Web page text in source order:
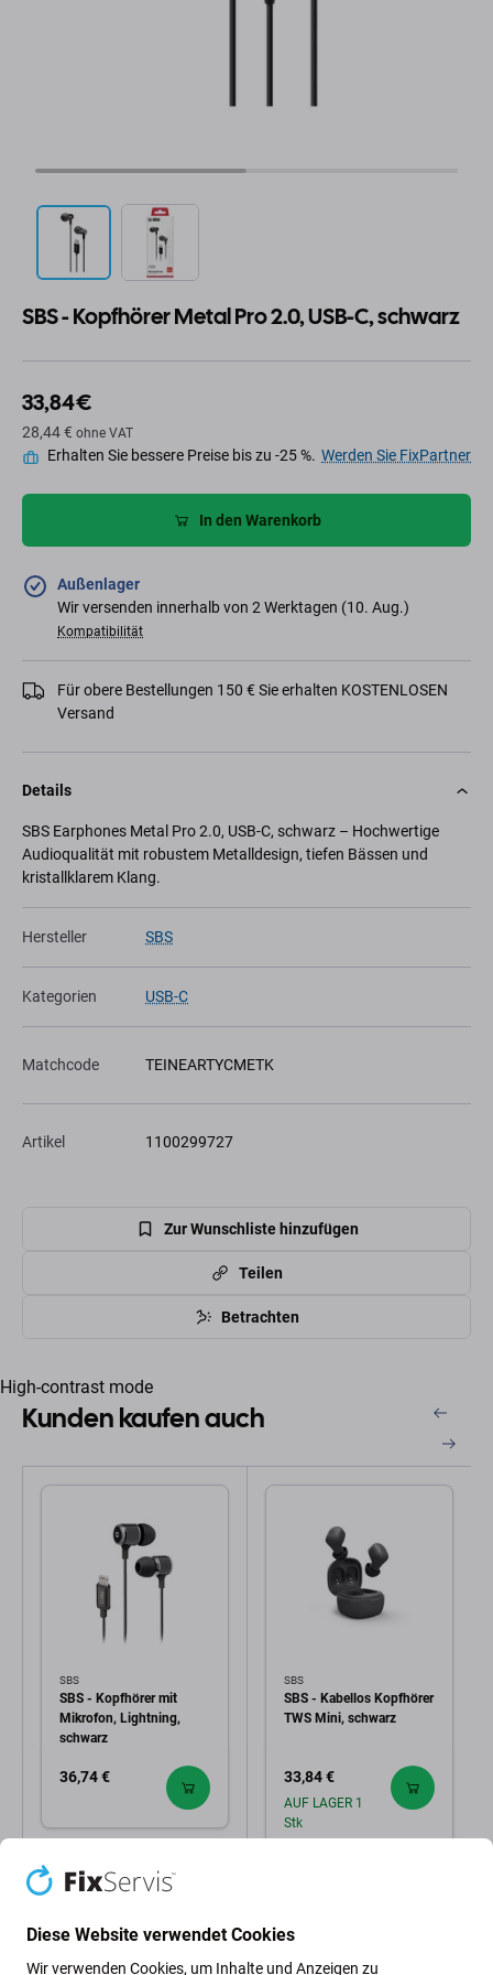
SBS - Kopfhörer Metal Pro 2.0, USB-C, schwarz
33,84 €
28,44 € ohne VAT
Erhalten Sie bessere Preise bis zu -25 %. Werden Sie FixPartner
In den Warenkorb
Außenlager
Wir versenden innerhalb von 2 Werktagen (10. Aug.)
Kompatibilität
Für obere Bestellungen 150 € Sie erhalten KOSTENLOSEN
Versand
Details
SBS Earphones Metal Pro 2.0, USB-C, schwarz – Hochwertige
Audioqualität mit robustem Metalldesign, tiefen Bässen und
kristallklarem Klang.
Hersteller SBS
Kategorien USB-C
Matchcode TEINEARTYCMETK
Artikel 1100299727
Zur Wunschliste hinzufügen
Teilen
Betrachten
High-contrast mode
Kunden kaufen auch
SBS
SBS - Kopfhörer mit
Mikrofon, Lightning,
schwarz
36,74 €
SBS
SBS - Kabellos Kopfhörer
TWS Mini, schwarz
33,84 €
AUF LAGER 1
Stk
Diese Website verwendet Cookies
Wir verwenden Cookies, um Inhalte und Anzeigen zu